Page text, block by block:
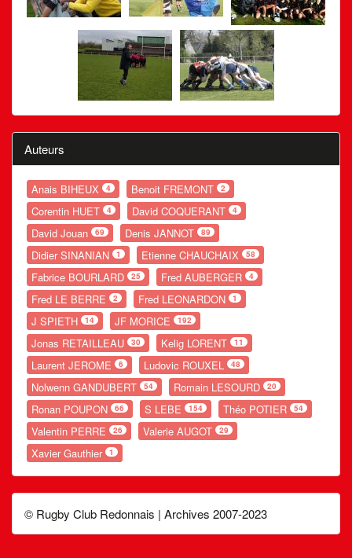
Auteurs
Anais BIHEUX 4 Benoit FREMONT 2
Corentin HUET 4 David COQUERANT 4
David Jouan 69 Denis JANNOT 89
Didier SINANIAN 1 Etienne CHAUCHAIX 58
Fabrice BOURLARD 25 Fred AUBERGER 4
Fred LE BERRE 2 Fred LEONARDON 1
J SPIETH 14 JF MORICE 192
Jonas RETAILLEAU 30 Kelig LORENT 11
Laurent JEROME 6 Ludovic ROUXEL 48
Nolwenn GANDUBERT 54 Romain LESOURD 20
Ronan POUPON 66 S LEBE 154 Théo POTIER 54
Valentin PERRE 26 Valerie AUGOT 29
Xavier Gauthier 1
© Rugby Club Redonnais | Archives 2007-2023